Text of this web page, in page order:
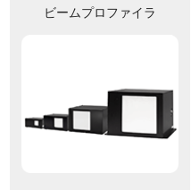
ビームプロファイラ